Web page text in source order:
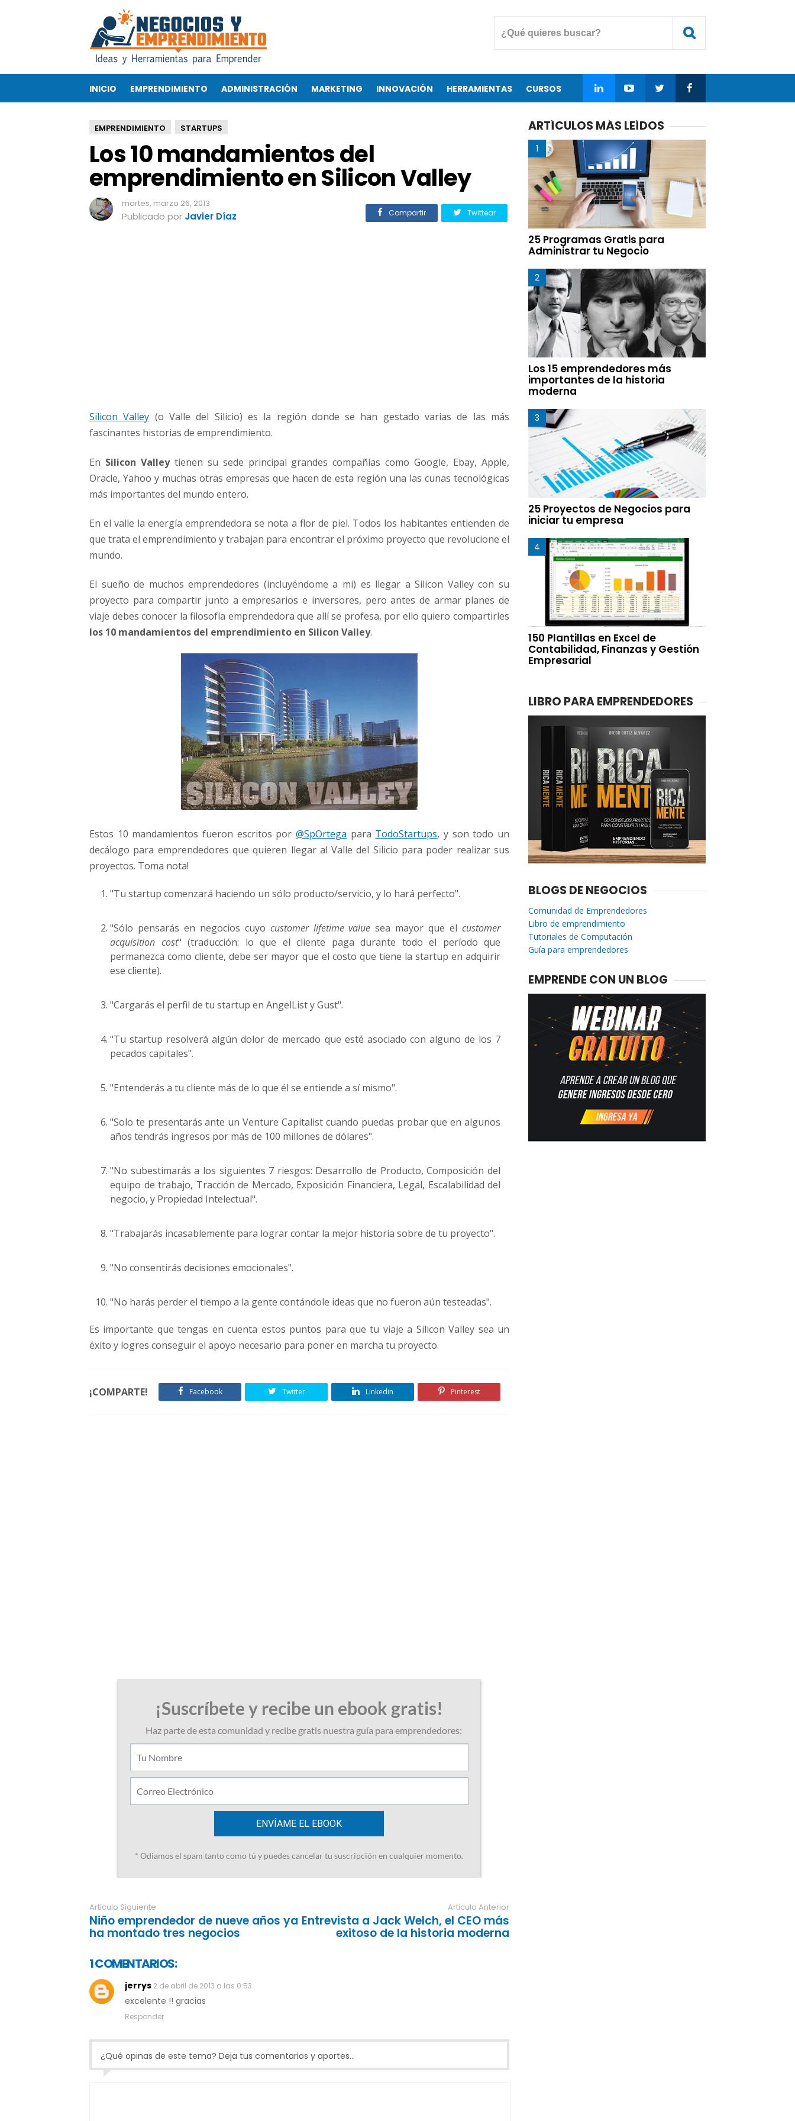
s
a
n
d
a
m
e
n
o
n
t
e
S
i
i
c
o
n
a
l
l
e
INICIO EMPRENDIMIENTO ADMINISTRACIÓN MARKETING INNOVACIÓN HERRAMIENTAS CURSOS
EMPRENDIMIENTO STARTUPS
Los 10 mandamientos del
emprendimiento en Silicon Valley
martes, marzo 26, 2013
Publicado por Javier Díaz Compartir Twittear
Silicon Valley (o Valle del Silicio) es la región donde se han gestado varias de las más
fascinantes historias de emprendimiento.
En Silicon Valleytienen su sede principal grandes compañías como Google, Ebay, Apple,
Oracle, Yahoo y muchas otras empresas que hacen de esta región una las cunas tecnológicas
más importantes del mundo entero.
En el valle la energía emprendedora se nota a flor de piel. Todos los habitantes entienden de
que trata el emprendimiento y trabajan para encontrar el próximo proyecto que revolucione el
mundo.
El sueño de muchos emprendedores (incluyéndome a mi) es llegar a Silicon Valley con su
proyecto para compartir junto a empresarios e inversores, pero antes de armar planes de
viaje debes conocer la filosofía emprendedora que allí se profesa, por ello quiero compartirles
los 10 mandamientos del emprendimiento en Silicon Valley.
Estos 10 mandamientos fueron escritos por @SpOrtega para TodoStartups, y son todo un
decálogo para emprendedores que quieren llegar al Valle del Silicio para poder realizar sus
proyectos. Toma nota!
"Tu startup comenzará haciendo un sólo producto/servicio, y lo hará perfecto".
"Sólo pensarás en negocios cuyo customer lifetime value sea mayor que elcustomer
acquisition cost" (traducción: lo que el cliente paga durante todo el período que
permanezca como cliente, debe ser mayor que el costo que tiene la startup en adquirir
ese cliente).
"Cargarás el perfil de tu startup en AngelList y Gust".
"Tu startup resolverá algún dolor de mercado que esté asociado con alguno de los 7
pecados capitales".
"Entenderás a tu cliente más de lo que él se entiende a sí mismo".
"Solo te presentarás ante un Venture Capitalist cuando puedas probar que en algunos
años tendrás ingresos por más de 100 millones de dólares".
"No subestimarás a los siguientes 7 riesgos: Desarrollo de Producto, Composición del
equipo de trabajo, Tracción de Mercado, Exposición Financiera, Legal, Escalabilidad del
negocio, y Propiedad Intelectual".
"Trabajarás incasablemente para lograr contar la mejor historia sobre de tu proyecto".
"No consentirás decisiones emocionales".
"No harás perder el tiempo a la gente contándole ideas que no fueron aún testeadas".
Es importante que tengas en cuenta estos puntos para que tu viaje a Silicon Valley sea un
éxito y logres conseguir el apoyo necesario para poner en marcha tu proyecto.
¡COMPARTE! Facebook Twitter Linkedin Pinterest
Articulo Siguiente
Niño emprendedor de nueve años ya
ha montado tres negocios
Articulo Anterior
Entrevista a Jack Welch, el CEO más
exitoso de la historia moderna
1 COMENTARIOS:
jerrys 2 de abril de 2013 a las 0:53
excelente !! gracias
Responder
¿Qué opinas de este tema? Deja tus comentarios y aportes...
ARTÍCULOS MÁS LEÍDOS
25 Programas Gratis para
Administrar tu Negocio
Los 15 emprendedores más
importantes de la historia
moderna
25 Proyectos de Negocios para
iniciar tu empresa
150 Plantillas en Excel de
Contabilidad, Finanzas y Gestión
Empresarial
LIBRO PARA EMPRENDEDORES
BLOGS DE NEGOCIOS
Comunidad de Emprendedores
Libro de emprendimiento
Tutoriales de Computación
Guía para emprendedores
EMPRENDE CON UN BLOG